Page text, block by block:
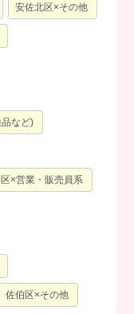
安佐北区×その他
など)
×営業・販売員系
佐伯区×その他